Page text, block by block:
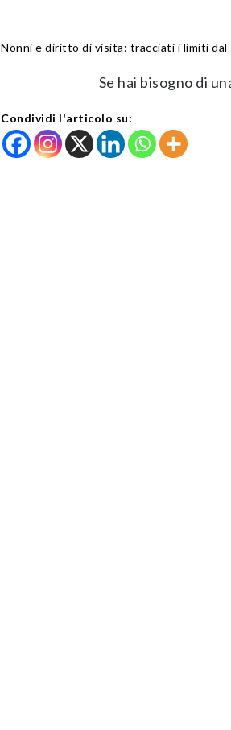
Nonni e diritto di visita: tracciati i limiti dal
Se hai bisogno di
Condividi l'articolo su: